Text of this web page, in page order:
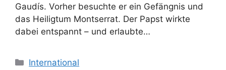
Gaudís. Vorher besuchte er ein Gefängnis und
das Heiligtum Montserrat. Der Papst wirkte
dabei entspannt – und erlaubte…
Kategorien
International